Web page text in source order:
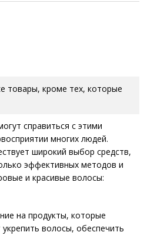
товары, кроме тех, которые
справиться с этими
многих людей.
широкий выбор средств,
эффективных методов и
и красивые волосы:
на продукты, которые
волосы, обеспечить